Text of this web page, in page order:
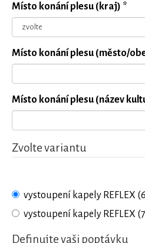
Místo konání plesu (kraj) *
Místo konání plesu (město/
Místo konání plesu (název
Zvolte variantu
vystoupení kapely REFLEX
vystoupení kapely REFLEX
Definujte vaši poptávku